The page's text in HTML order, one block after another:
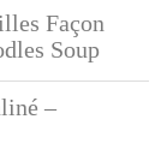
Façon
Soup
–